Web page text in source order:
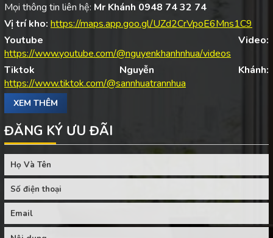
Mọi thông tin liên hệ: Mr Khánh 0948 74 32 74
Vị trí kho: https://maps.app.goo.gl/UZd2CrVpoE6Mns1C9
Youtube Video:
https://www.youtube.com/@nguyenkhanhnhua/videos
Tiktok Nguyễn Khánh:
https://www.tiktok.com/@sannhuatrannhua
XEM THÊM
ĐĂNG KÝ ƯU ĐÃI